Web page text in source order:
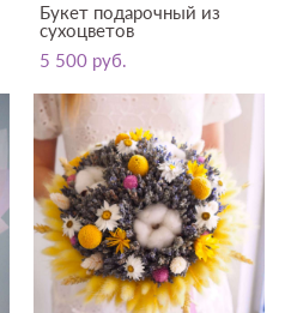
Букет подарочный из
сухоцветов
5 500 pуб.